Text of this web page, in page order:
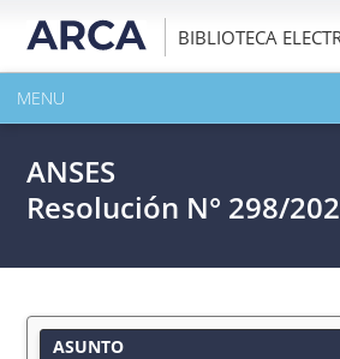
BIBLIOTECA
MENU
EXPANDIR TODO EL CONTENIDO DE LA
ANSES
Resolución N° 298/
ASUNTO